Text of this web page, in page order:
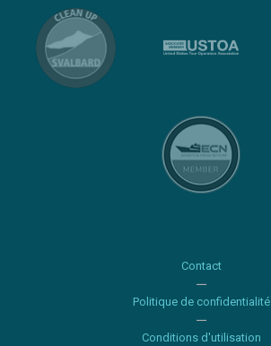
Contact
Politique de confidentialité
Conditions d'utilisation